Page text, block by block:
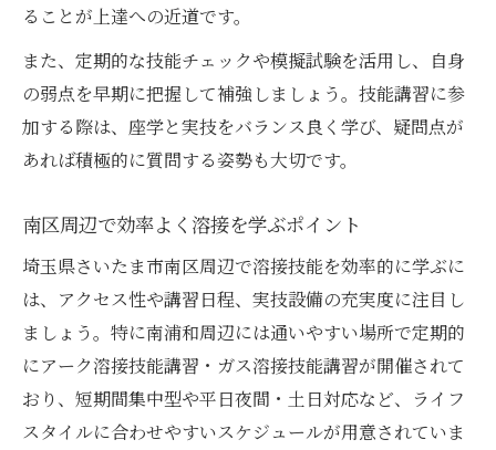
溶接技能は短期間で習得できるのか体験者の声
未経験者が溶接技能を短期間で習得した体
験談
実際に合格した方の溶接学習方法とは
溶接講習受講者が語る難易度と合格のコツ
介
ガス溶接技能講習の感想と合格体験を共有
仕事と両立できる溶接技能講習の選び方
働きながら通える溶接技能講習の探し方
週末や平日夜も選べる講習日程の工夫
仕事と両立しやすい溶接講習のポイント
ることが上達への近道です。
また、定期的な技能チェックや模擬試験を活用し、自身
の弱点を早期に把握して補強しましょう。技能講習に参
加する際は、座学と実技をバランス良く学び、疑問点が
あれば積極的に質問する姿勢も大切です。
南区周辺で効率よく溶接を学ぶポイント
埼玉県さいたま市南区周辺で溶接技能を効率的に学ぶに
は、アクセス性や講習日程、実技設備の充実度に注目し
ましょう。特に南浦和周辺には通いやすい場所で定期的
にアーク溶接技能講習・ガス溶接技能講習が開催されて
おり、短期間集中型や平日夜間・土日対応など、ライフ
スタイルに合わせやすいスケジュールが用意されていま